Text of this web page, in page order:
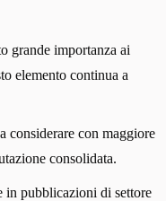
grande importanza ai
elemento continua a
considerare con maggiore
consolidata.
in pubblicazioni di settore